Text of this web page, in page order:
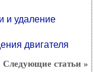
и удаление
двигателя
Следующие статьи »